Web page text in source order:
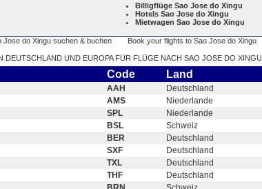
Billigflüge Sao Jose do Xingu
Hotels Sao Jose do Xingu
Mietwagen Sao Jose do Xingu
DEUTSCHLAND UND EUROPA FÜR FLÜGE NACH SAO JOSE DO XINGU
Code Land
AAH
Deutschland
AMS
Niederlande
SPL
Niederlande
BSL
Schweiz
BER
Deutschland
SXF
Deutschland
TXL
Deutschland
THF
Deutschland